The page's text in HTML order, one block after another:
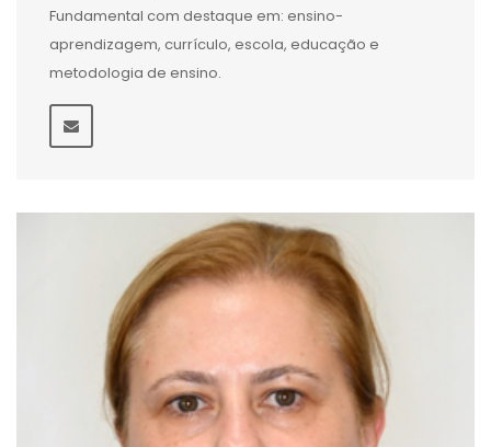
Fundamental com destaque em: ensino-
aprendizagem, currículo, escola, educação e
metodologia de ensino.